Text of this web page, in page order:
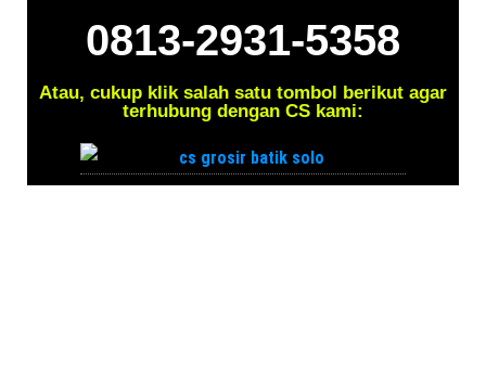
0813-2931-5358
Atau, cukup klik salah satu tombol berikut agar
terhubung dengan CS kami: